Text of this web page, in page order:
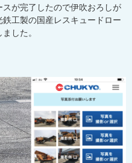
スが完了したので伊吹おろしが
工製の国産レスキュー ドロー
した。